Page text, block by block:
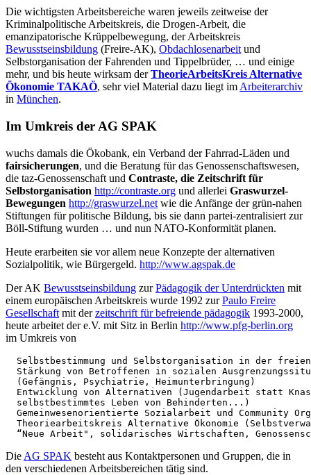
Die wichtigsten Arbeitsbereiche waren jeweils zeitweise der
Kriminalpolitische Arbeitskreis, die Drogen-Arbeit, die
emanzipatorische Krüppelbewegung, der Arbeitskreis
Bewusstseinsbildung (Freire-AK), Obdachlosenarbeit und
Selbstorganisation der Fahrenden und Tippelbrüder, … und einige
mehr, und bis heute wirksam derTheorieArbeitsKreis Alternative
Ökonomie TAKAÖ, sehr viel Material dazu liegt im Arbeiterarchiv
in München.
Im Umkreis der AG SPAK
wuchs damals die Ökobank, ein Verband der Fahrrad-Läden und
fairsicherungen, und die Beratung für das Genossenschaftswesen,
die taz-Genossenschaft und Contraste, die Zeitschrift für
Selbstorganisation http://contraste.org und allerlei Graswurzel-
Bewegungen http://graswurzel.net wie die Anfänge der grün-nahen
Stiftungen für politische Bildung, bis sie dann partei-zentralisiert zur
Böll-Stiftung wurden … und nun NATO-Konformität planen.
Heute erarbeiten sie vor allem neue Konzepte der alternativen
Sozialpolitik, wie Bürgergeld. http://www.agspak.de
Der AK Bewusstseinsbildung zurPädagogik der Unterdrückten mit
einem europäischen Arbeitskreis wurde 1992 zurPaulo Freire
Gesellschaft mit derzeitschrift für befreiende pädagogik 1993-2000,
heute arbeitet der e.V. mit Sitz in Berlin http://www.pfg-berlin.org
im Umkreis von
Selbstbestimmung und Selbstorganisation in der
Stärkung von Betroffenen in sozialen
  (Gefängnis, Psychiatrie, Heimunterbringung)
Entwicklung von Alternativen (Jugendarbeit statt
  selbstbestimmtes Leben von Behinderten...)
Gemeinwesenorientierte Sozialarbeit und Community
Theoriearbeitskreis Alternative Ökonomie
“Neue Arbeit", solidarisches Wirtschaften,
Die AG SPAK besteht aus Kontaktpersonen und Gruppen, die in
den verschiedenen Arbeitsbereichen tätig sind.